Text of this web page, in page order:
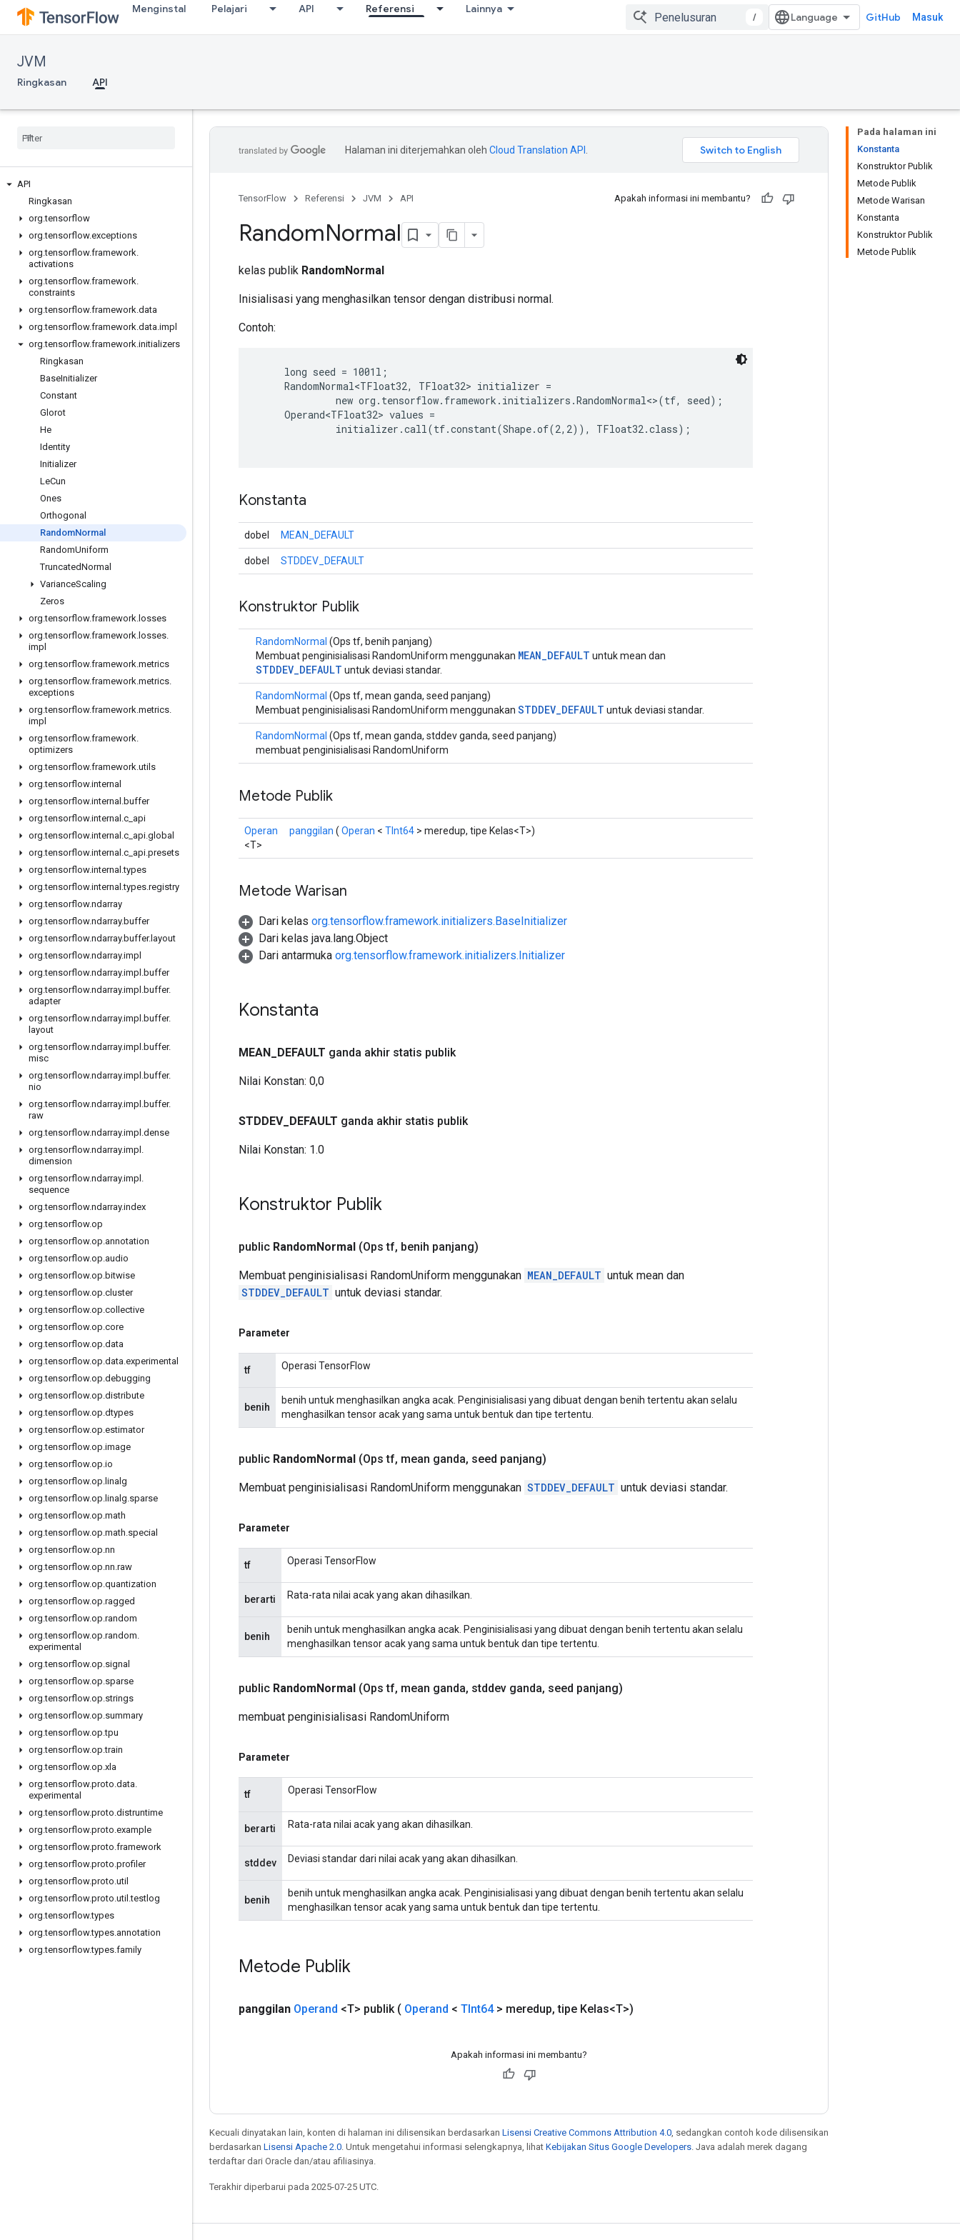
Menginstal Pelajari API Referensi Lainnya
/ GitHub Masuk
JVM
Ringkasan API
API
Ringkasan
org.tensorflow
org.tensorflow.exceptions
org.tensorflow.framework.
activations
org.tensorflow.framework.
constraints
org.tensorflow.framework.data
org.tensorflow.framework.data.impl
org.tensorflow.framework.initializers
Ringkasan
BaseInitializer
Constant
Glorot
He
Identity
Initializer
LeCun
Ones
Orthogonal
RandomNormal
RandomUniform
TruncatedNormal
VarianceScaling
Zeros
org.tensorflow.framework. losses
org.tensorflow.framework. losses.
impl
org.tensorflow.framework.metrics
org.tensorflow.framework.metrics.
exceptions
org.tensorflow.framework.metrics.
impl
org.tensorflow.framework.
optimizers
org.tensorflow.framework.utils
org.tensorflow.internal
org.tensorflow.internal .buffer
org.tensorflow.internal .c api
org.tensorflow.internal .c api.global
org.tensorflow.internal .c api.presets
org.tensorflow.internal .types
org.tensorflow.internal .types.registry
org.tensorflow.ndarray
org.tensorflow.ndarray.buffer
org.tensorflow.ndarray.buffer. layout
org.tensorflow.ndarray.impl
org.tensorflow.ndarray.impl .buffer
org.tensorflow.ndarray.impl .buffer.
adapter
org.tensorflow.ndarray.impl .buffer.
layout
org.tensorflow.ndarray.impl .buffer.
misc
org.tensorflow.ndarray.impl .buffer.
nio
org.tensorflow.ndarray.impl .buffer.
raw
org.tensorflow.ndarray.impl .dense
org.tensorflow.ndarray.impl .
dimension
org.tensorflow.ndarray.impl .
sequence
org.tensorflow.ndarray.index
org.tensorflow.op
org.tensorflow.op.annotation
org.tensorflow.op.audio
org.tensorflow.op.bitwise
org.tensorflow.op.cluster
org.tensorflow.op.collective
org.tensorflow.op.core
org.tensorflow.op.data
org.tensorflow.op.data.experimental
org.tensorflow.op.debugging
org.tensorflow.op.distribute
org.tensorflow.op.dtypes
org.tensorflow.op.estimator
org.tensorflow.op.image
org.tensorflow.op.io
org.tensorflow.op. linalg
org.tensorflow.op. linalg.sparse
org.tensorflow.op.math
org.tensorflow.op.math.special
org.tensorflow.op.nn
org.tensorflow.op.nn.raw
org.tensorflow.op.quantization
org.tensorflow.op.ragged
org.tensorflow.op.random
org.tensorflow.op.random.
experimental
org.tensorflow.op.signal
org.tensorflow.op.sparse
org.tensorflow.op.strings
org.tensorflow.op.summary
org.tensorflow.op.tpu
org.tensorflow.op.train
org.tensorflow.op.xla
org.tensorflow.proto.data.
experimental
org.tensorflow.proto.distruntime
org.tensorflow.proto.example
org.tensorflow.proto.framework
org.tensorflow.proto.profiler
org.tensorflow.proto.util
org.tensorflow.proto.util .testlog
org.tensorflow.types
org.tensorflow.types.annotation
org.tensorflow.types.family
Pada halaman ini
Konstanta
Konstruktor Publik
Metode Publik
Metode Warisan
Konstanta
Konstruktor Publik
Metode Publik
Halaman ini diterjemahkan oleh Cloud Translation API
TensorFlow Referensi JVM API Apakah informasi ini membantu?
RandomNormal
kelas publik RandomNormal
Inisialisasi yang menghasilkan tensor dengan distribusi normal.
Contoh:
     long seed = 1001l;
     RandomNormal<TFloat32, TFloat32> initializer =
              new org.tensorflow.framework.initializers.RandomNormal<>(tf, seed);
     Operand<TFloat32> values =
              initializer.call(tf.constant(Shape.of(2,2)), TFloat32.class);
Konstanta
dobel MEAN_DEFAULT
dobel STDDEV_DEFAULT
Konstruktor Publik
RandomNormal (Ops tf, benih panjang)
Membuat penginisialisasi RandomUniform menggunakan MEAN_DEFAULT untuk mean dan
STDDEV_DEFAULT untuk deviasi standar.
RandomNormal (Ops tf, mean ganda, seed panjang)
Membuat penginisialisasi RandomUniform menggunakan STDDEV_DEFAULT untuk deviasi standar.
RandomNormal (Ops tf, mean ganda, stddev ganda, seed panjang)
membuat penginisialisasi RandomUniform
Metode Publik
Operan
<T>
panggilan ( Operan < TInt64 > meredup, tipe Kelas<T>)
Metode Warisan
Dari kelas org.tensorflow.framework.initializers.BaseInitializer
Dari kelas java.lang.Object
Dari antarmuka org.tensorflow.framework.initializers.Initializer
Konstanta
MEAN DEFAULT ganda akhir statis publik
Nilai Konstan: 0,0
STDDEV_ DEFAULT ganda akhir statis publik
Nilai Konstan: 1.0
Konstruktor Publik
public RandomNormal (Ops tf, benih panjang)
Membuat penginisialisasi RandomUniform menggunakan MEAN_DEFAULT untuk mean dan
STDDEV_DEFAULT untuk deviasi standar.
Parameter
tf Operasi TensorFlow
benih
benih untuk menghasilkan angka acak. Penginisialisasi yang dibuat dengan benih tertentu akan selalu
menghasilkan tensor acak yang sama untuk bentuk dan tipe tertentu.
public RandomNormal (Ops tf, mean ganda, seed panjang)
Membuat penginisialisasi RandomUniform menggunakan STDDEV_DEFAULT untuk deviasi standar.
Parameter
tf Operasi TensorFlow
berarti Rata-rata nilai acak yang akan dihasilkan.
benih
benih untuk menghasilkan angka acak. Penginisialisasi yang dibuat dengan benih tertentu akan selalu
menghasilkan tensor acak yang sama untuk bentuk dan tipe tertentu.
public RandomNormal (Ops tf, mean ganda, stddev ganda, seed panjang)
membuat penginisialisasi RandomUniform
Parameter
tf Operasi TensorFlow
berarti Rata-rata nilai acak yang akan dihasilkan.
stddev Deviasi standar dari nilai acak yang akan dihasilkan.
benih
benih untuk menghasilkan angka acak. Penginisialisasi yang dibuat dengan benih tertentu akan selalu
menghasilkan tensor acak yang sama untuk bentuk dan tipe tertentu.
Metode Publik
panggilan Operand <T> publik ( Operand < TInt64> meredup, tipe Kelas<T>)
Apakah informasi ini membantu?
Kecuali dinyatakan lain, konten di halaman ini dilisensikan berdasarkan Lisensi Creative Commons Attribution 4.0 , sedangkan contoh kode dilisensikan
berdasarkan Lisensi Apache 2.0 . Untuk mengetahui informasi selengkapnya, lihat Kebijakan Situs Google Developers . Java adalah merek dagang
terdaftar dari Oracle dan/atau afiliasinya.
Terakhir diperbarui pada 2025-07-25 UTC.